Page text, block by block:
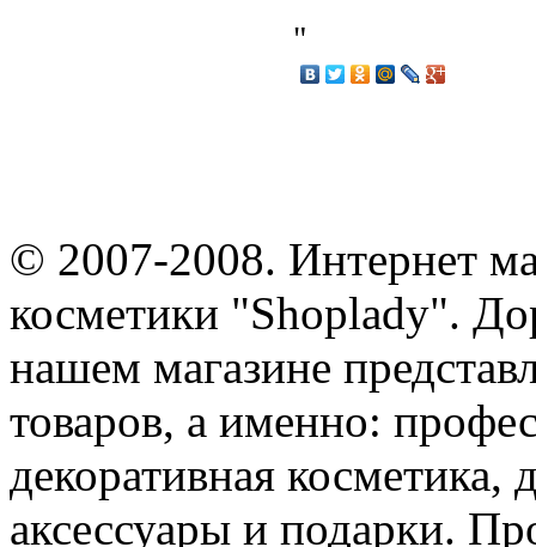
"
© 2007-2008. Интернет
косметики "Shoplady".
нашем магазине
товаров, а именно:
декоративная косметика,
аксессуары и подарки.